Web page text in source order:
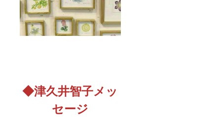
◆津久井智子メッ
セージ